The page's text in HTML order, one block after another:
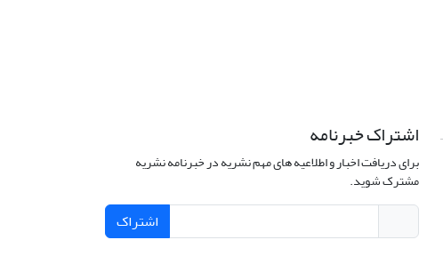
اشتراک خبرنامه
برای دریافت اخبار و اطلاعیه های مهم نشریه در خبرنامه نشریه
مشترک شوید.
اشتراک